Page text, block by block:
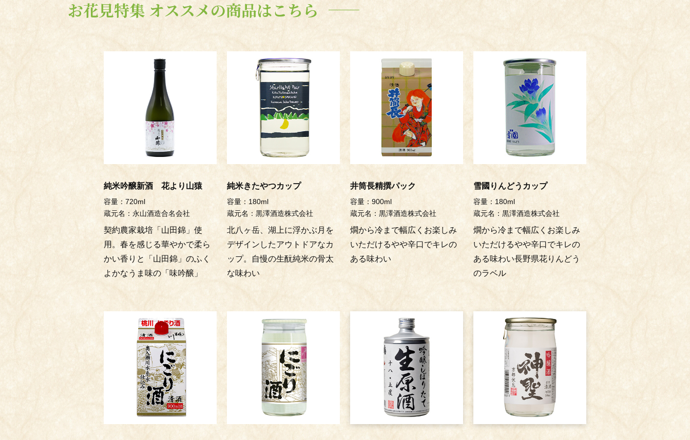
お花見特集 オススメの商品はこちら
純米吟醸新酒 花より山猿
容量：720ml
蔵元名：永山酒造合名会社
契約農家栽培「山田錦」使
用。春を感じる華やかで柔ら
かい香りと「山田錦」のふく
よかなうま味の「味吟醸」
純米きたやつカップ
容量：180ml
蔵元名：黒澤酒造株式会社
北八ヶ岳、湖上に浮かぶ月を
デザインしたアウトドアなカ
ップ。自慢の生酛純米の骨太
な味わい
井筒長精撰パック
容量：900ml
蔵元名：黒澤酒造株式会社
燗から冷まで幅広くお楽しみ
いただけるやや辛口でキレの
ある味わい
雪國りんどうカップ
容量：180ml
蔵元名：黒澤酒造株式会社
燗から冷まで幅広くお楽しみ
いただけるやや辛口でキレの
ある味わい長野県花りんどう
のラベル